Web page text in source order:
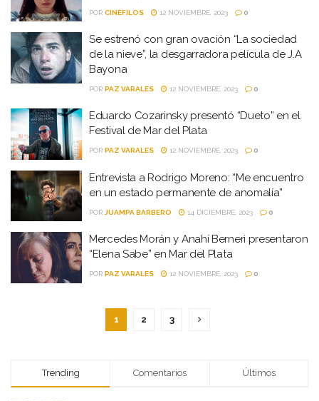
POR CINÉFILOS 12 NOVIEMBRE, 2023 0
Se estrenó con gran ovación “La sociedad
de la nieve”, la desgarradora película de J.A
Bayona
POR PAZ VARALES 12 NOVIEMBRE, 2023 0
Eduardo Cozarinsky presentó “Dueto” en el
Festival de Mar del Plata
POR PAZ VARALES 12 NOVIEMBRE, 2023 0
Entrevista a Rodrigo Moreno: “Me encuentro
en un estado permanente de anomalía”
POR JUAMPA BARBERO 14 DICIEMBRE, 2023 0
Mercedes Morán y Anahí Berneri presentaron
“Elena Sabe” en Mar del Plata
POR PAZ VARALES 12 NOVIEMBRE, 2023 0
1 2 3
Trending Comentarios Últimos